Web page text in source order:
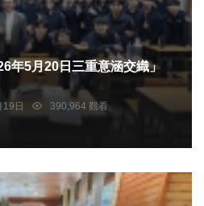
年5月20日三重意涵交織」
日
390,964 觀看